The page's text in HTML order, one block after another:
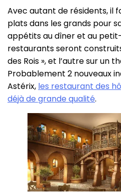
Avec autant de résidents, il
plats dans les grands pour
appétits au dîner et au petit-
restaurants seront
des Rois », et l’autre sur un
Probablement 2 nouveaux
Astérix, les restaurant des
déjà de grande qualité.